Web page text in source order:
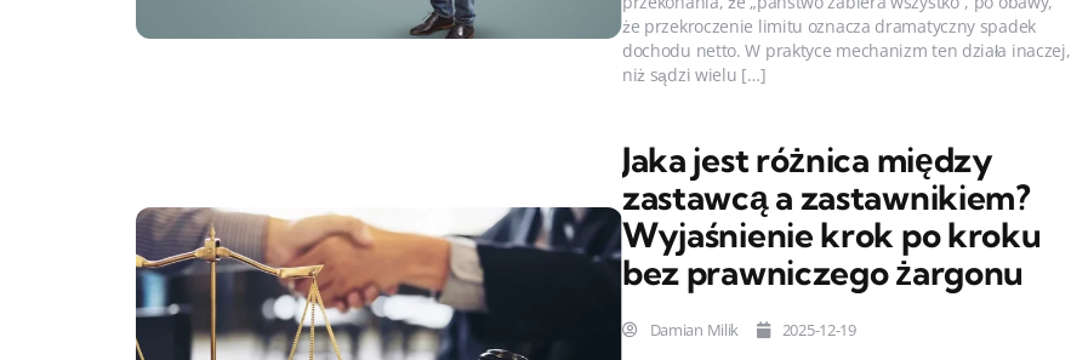
że przekroczenie limitu oznacza dramatyczny spadek
dochodu netto. W praktyce mechanizm ten działa inaczej,
niż sądzi wielu […]
Jaka jest różnica między
zastawcą a zastawnikiem?
Wyjaśnienie krok po kroku
bez prawniczego żargonu
Damian Milik 2025-12-19